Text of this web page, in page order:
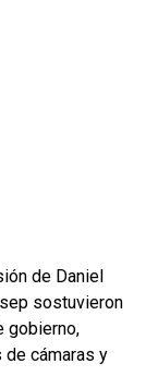
de Daniel
sostuvieron
gobierno,
cámaras y